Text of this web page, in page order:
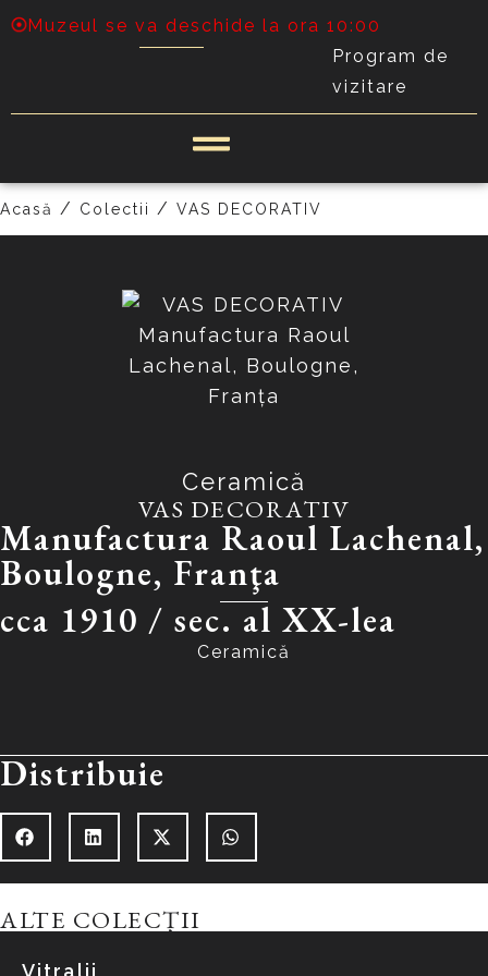
Muzeul se va deschide la ora 10:00
Program de
vizitare
Acasă / Colectii / VAS DECORATIV
Ceramică
VAS DECORATIV
Manufactura Raoul Lachenal,
Boulogne, Franţa
cca 1910 / sec. al XX-lea
Ceramică
Distribuie
ALTE COLECȚII
PRECEDENT URMĂTOR